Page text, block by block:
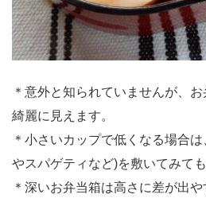
＊意外と知られていませんが、
綺麗に見えます。
＊小さいカップで低くなる場合
やスパゲティなど)を敷いてみても
＊深いお弁当箱は高さに差が出